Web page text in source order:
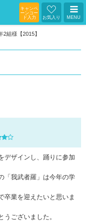
キャンペ
ーンコー
ド入力
お気入り MENU
2組様【2015】
デザインし、踊りに参加
「我武者羅」は今年の学
卒業を迎えたいと思いま
ございました。